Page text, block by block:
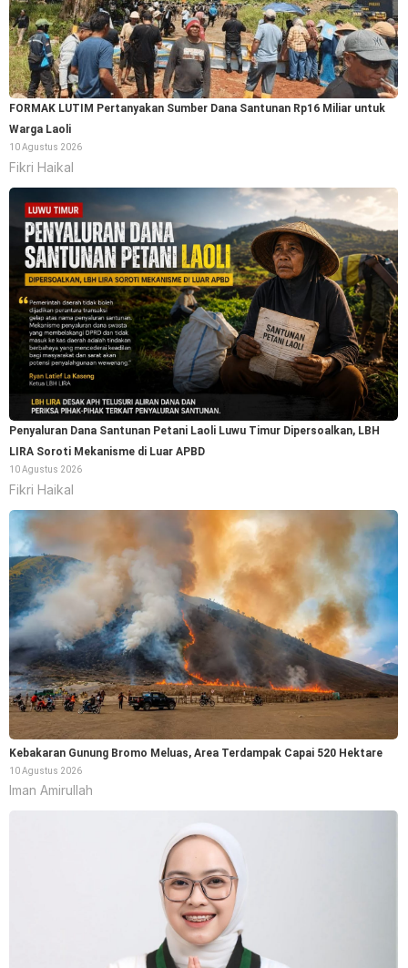
FORMAK LUTIM Pertanyakan Sumber Dana Santunan Rp16 Miliar untuk
Warga Laoli
10 Agustus 2026
Fikri Haikal
Penyaluran Dana Santunan Petani Laoli Luwu Timur Dipersoalkan, LBH
LIRA Soroti Mekanisme di Luar APBD
10 Agustus 2026
Fikri Haikal
Kebakaran Gunung Bromo Meluas, Area Terdampak Capai 520 Hektare
10 Agustus 2026
Iman Amirullah